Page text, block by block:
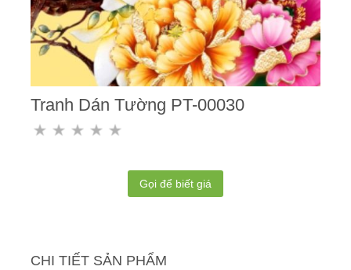
Tranh Dán Tường PT-00030
Gọi để biết giá
CHI TIẾT SẢN PHẨM